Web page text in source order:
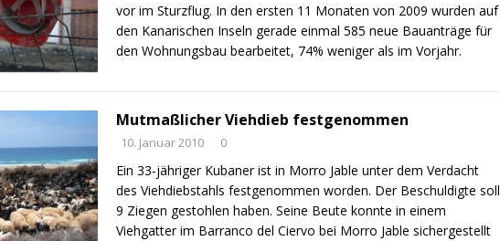
vor im Sturzflug. In den ersten 11 Monaten von 2009 wurden auf
den Kanarischen Inseln gerade einmal 585 neue Bauanträge für
den Wohnungsbau bearbeitet, 74% weniger als im Vorjahr.
Mutmaßlicher Viehdieb festgenommen
10. Januar 2010 0
Ein 33-jähriger Kubaner ist in Morro Jable unter dem Verdacht
des Viehdiebstahls festgenommen worden. Der Beschuldigte soll
9 Ziegen gestohlen haben. Seine Beute konnte in einem
Viehgatter im Barranco del Ciervo bei Morro Jable sichergestellt